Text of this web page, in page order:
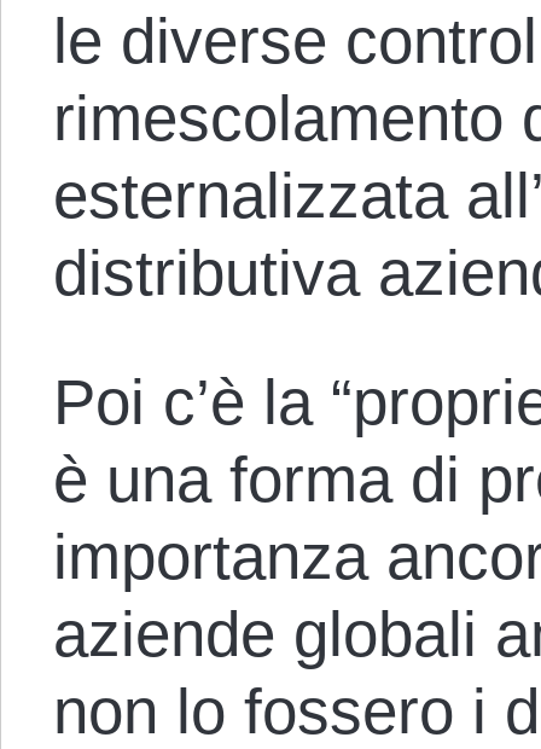
le diverse
rimescolamento
esternalizzata
distributiva
Poi c’è la
è una forma di
importanza
aziende globali
non lo fossero i